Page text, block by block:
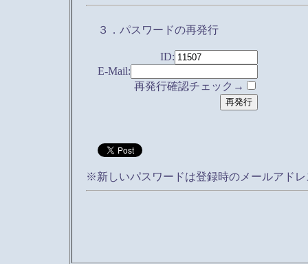
３．パスワードの再発行
ID:
E-Mail:
再発行確認チェック→
※新しいパスワードは登録時のメールアド